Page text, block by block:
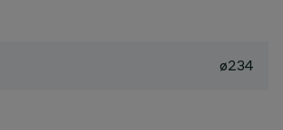
ø234